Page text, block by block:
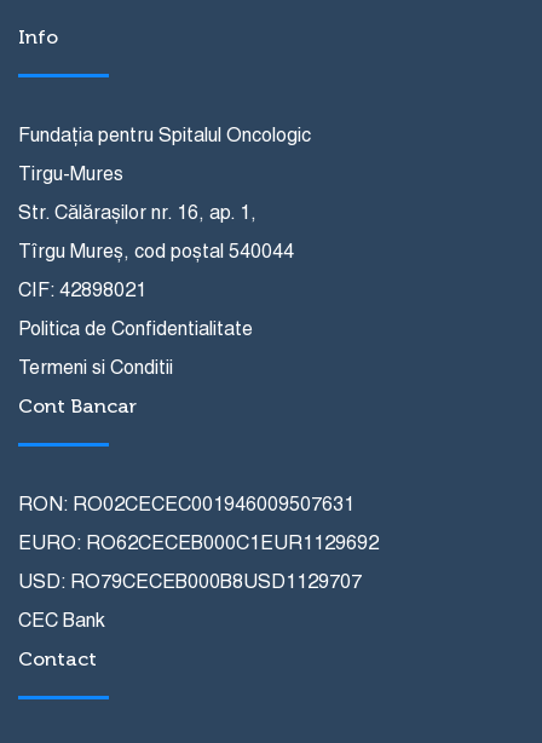
Info
Fundația pentru Spitalul Oncologic
Tirgu-Mures
Str. Călărașilor nr. 16, ap. 1,
Tîrgu Mureș, cod poștal 540044
CIF: 42898021
Politica de Confidentialitate
Termeni si Conditii
Cont Bancar
RON: RO02CECEC001946009507631
EURO: RO62CECEB000C1EUR1129692
USD: RO79CECEB000B8USD1129707
CEC Bank
Contact